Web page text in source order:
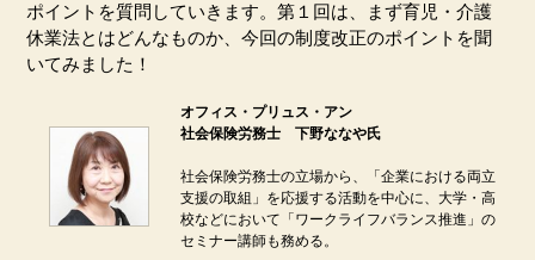
ポイントを質問していきます。第１回は、まず育児・介護
休業法とはどんなものか、今回の制度改正のポイントを聞
いてみました！
オフィス・プリュス・アン
社会保険労務士 下野ななや氏
社会保険労務士の立場から、「企業における両立
支援の取組」を応援する活動を中心に、大学・高
校などにおいて「ワークライフバランス推進」の
セミナー講師も務める。